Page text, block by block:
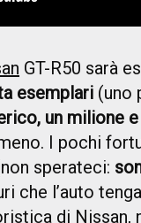
GT-R50 sarà
esemplari (uno
un milione
I pochi
sperateci:
che l’auto
di Nissan,